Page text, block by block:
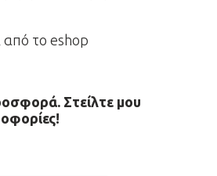
από το eshop
Στείλτε μου